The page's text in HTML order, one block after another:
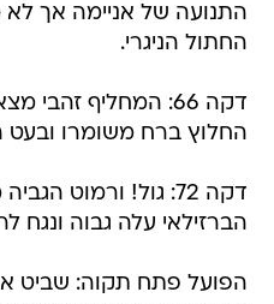
התנועה של אניימה אך לא
החתול הניגרי.
דקה 66: המחליף
החלוץ ברח משומרו ובעט
דקה 72: גול! ורמוט
הברזילאי עלה גבוה ונגח לרשת. 0:1
הפועל פתח תקוה: שביט